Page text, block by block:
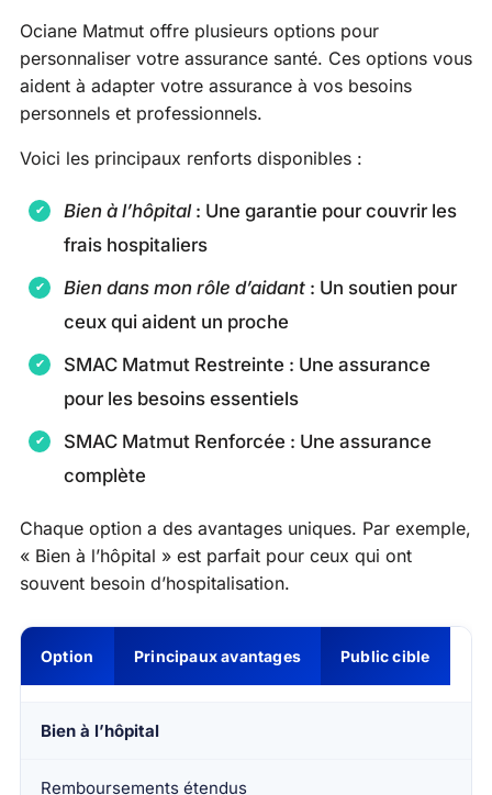
Ociane Matmut offre plusieurs options pour
personnaliser votre assurance santé. Ces options vous
aident à adapter votre assurance à vos besoins
personnels et professionnels.
Voici les principaux renforts disponibles :
Bien à l’hôpital: Une garantie pour couvrir les
frais hospitaliers
Bien dans mon rôle d’aidant : Un soutien pour
ceux qui aident un proche
SMAC Matmut Restreinte : Une assurance
pour les besoins essentiels
SMAC Matmut Renforcée : Une assurance
complète
Chaque option a des avantages uniques. Par exemple,
« Bien à l’hôpital » est parfait pour ceux qui ont
souvent besoin d’hospitalisation.
Option Principaux avantages Public cible
Bien à l’hôpital
Remboursements étendus